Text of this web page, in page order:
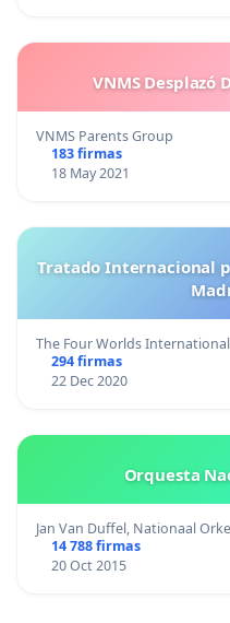
VNMS Desplazó
VNMS Parents Group
183 firmas
18 May 2021
Tratado Internacional
The Four Worlds
294 firmas
22 Dec 2020
Orquesta
Jan Van Duffel, Nationaal
14 788 firmas
20 Oct 2015